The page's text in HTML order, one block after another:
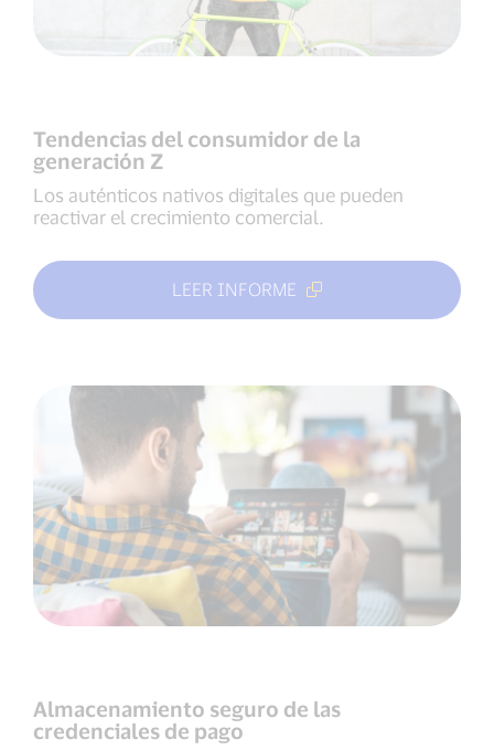
Tendencias del consumidor de la
generación Z
Los auténticos nativos digitales que pueden
reactivar el crecimiento comercial.
LEER INFORME
Almacenamiento seguro de las
credenciales de pago